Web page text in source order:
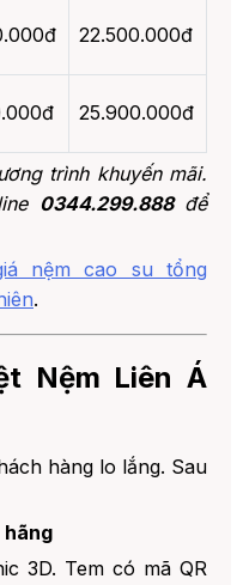
22.500.000đ
25.900.000đ
trình khuyến mãi.
0344.299.888để
nệm cao su tổng
.
Nệm Liên Á
hàng lo lắng. Sau
hãng
3D. Tem có mã QR